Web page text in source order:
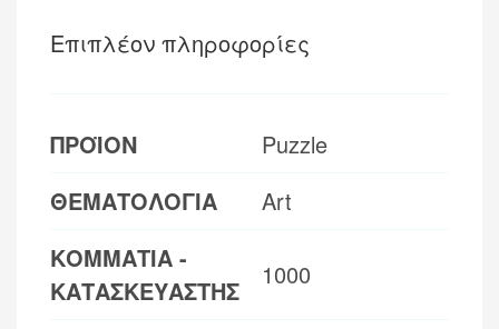
Επιπλέον πληροφορίες
ΠΡΟΪΟΝ
Puzzle
ΘΕΜΑΤΟΛΟΓΙΑ
Art
ΚΟΜΜΑΤΙΑ -
ΚΑΤΑΣΚΕΥΑΣΤΗΣ
1000